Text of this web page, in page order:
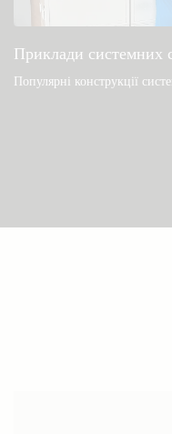
Приклади системних
Популярні конструкції